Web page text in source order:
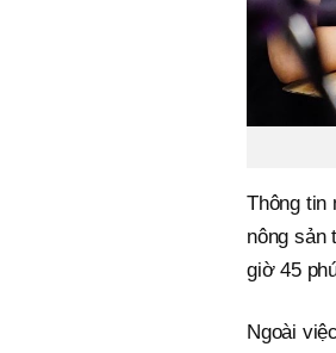
Thông tin
nông sản
giờ 45
Ngoài